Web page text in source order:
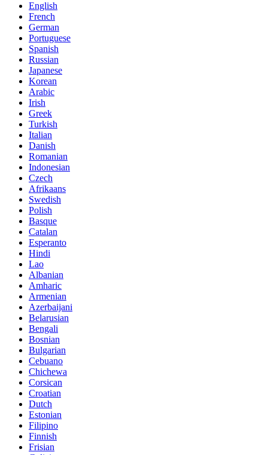
English
French
German
Portuguese
Spanish
Russian
Japanese
Korean
Arabic
Irish
Greek
Turkish
Italian
Danish
Romanian
Indonesian
Czech
Afrikaans
Swedish
Polish
Basque
Catalan
Esperanto
Hindi
Lao
Albanian
Amharic
Armenian
Azerbaijani
Belarusian
Bengali
Bosnian
Bulgarian
Cebuano
Chichewa
Corsican
Croatian
Dutch
Estonian
Filipino
Finnish
Frisian